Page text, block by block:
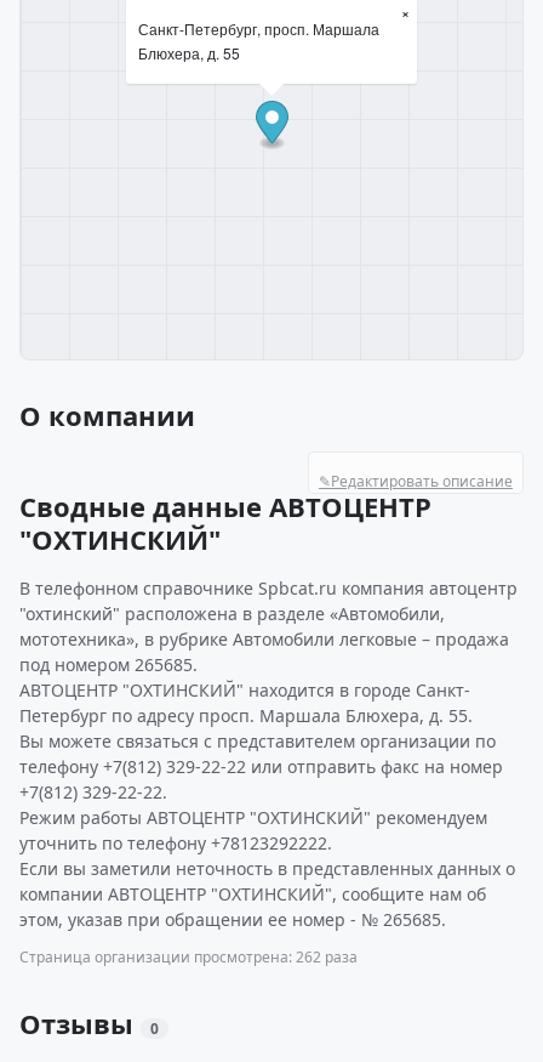
Санкт-Петербург, просп. Маршала
Блюхера, д. 55
×
О компании
✎Редактировать описание
Сводные данные АВТОЦЕНТР
"ОХТИНСКИЙ"
В телефонном справочнике Spbcat.ru компания автоцентр
"охтинский" расположена в разделе «Автомобили,
мототехника», в рубрике Автомобили легковые – продажа
под номером 265685.
АВТОЦЕНТР "ОХТИНСКИЙ" находится в городе Санкт-
Петербург по адресу просп. Маршала Блюхера, д. 55.
Вы можете связаться с представителем организации по
телефону +7(812) 329-22-22 или отправить факс на номер
+7(812) 329-22-22.
Режим работы АВТОЦЕНТР "ОХТИНСКИЙ" рекомендуем
уточнить по телефону +78123292222.
Если вы заметили неточность в представленных данных о
компании АВТОЦЕНТР "ОХТИНСКИЙ", сообщите нам об
этом, указав при обращении ее номер - № 265685.
Страница организации просмотрена: 262 раза
Отзывы 0